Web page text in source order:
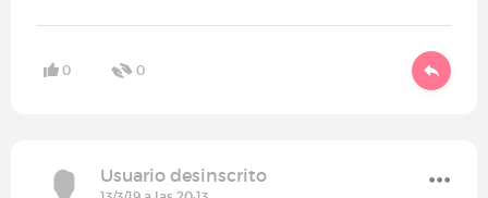
0 0
Usuario desinscrito